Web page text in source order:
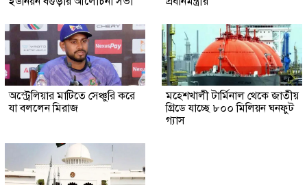
অস্ট্রেলিয়ার মাটিতে সেঞ্চুরি করে
যা বললেন মিরাজ
মহেশখালী টার্মিনাল থেকে জাতীয়
গ্রিডে যাচ্ছে ৮০০ মিলিয়ন ঘনফুট
গ্যাস